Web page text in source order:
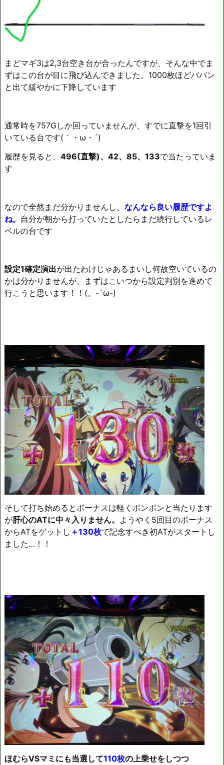
まどマギ3は2,3台空き台が合ったんですが、そんな中でま
ずはこの台が目に飛び込んできました。1000枚ほどババン
と出て緩やかに下降しています
通常時を757Gしか回っていませんが、すでに直撃を1回引
いている台です(｀・ω・´)ゞ
履歴を見ると、 496(直撃)、42、85、133で当たっていま
す
なので全然まだ分かりませんし、 なんなら良い履歴ですよ
ね。 自分が朝から打っていたとしたらまだ続行しているレ
ベルの台です
設定1確定演出が出たわけじゃあるまいし何故空いているの
かは分かりませんが、まずはこいつから設定判別を進めて
行こうと思います！！(。-`ω-)
そして打ち始めるとボーナスは軽くポンポンと当たります
が肝心のATに中々入りません。 ようやく5回目のボーナス
からATをゲットし ＋130枚で記念すべき初ATがスタートし
ました…！！
ほむらVSマミにも当選して110枚の上乗せをしつつ